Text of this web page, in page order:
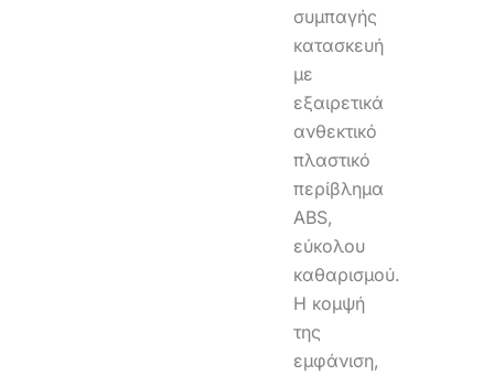
συμπαγής
κατασκευή
με
εξαιρετικά
ανθεκτικό
πλαστικό
περίβλημα
ABS,
εύκολου
καθαρισμού.
Η κομψή
της
εμφάνιση,